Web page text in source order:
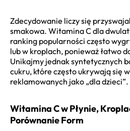
Zdecydowanie liczy się
smakowa. Witamina C dla
ranking popularności często
lub w kroplach, ponieważ łatwo
Unikajmy jednak syntetycznych
cukru, które często ukrywają się
reklamowanych jako „dla dzieci”.
Witamina C w Płynie,
Porównanie Form